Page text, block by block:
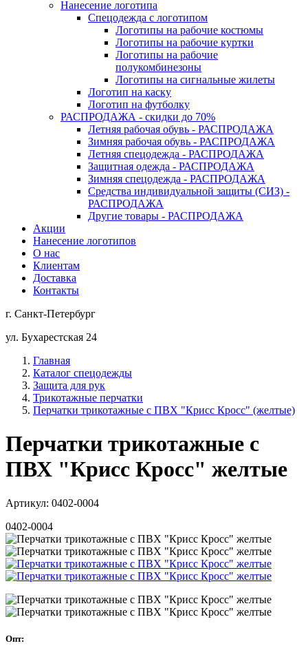
Нанесение логотипа
Спецодежда с логотипом
Логотипы на рабочие костюмы
Логотипы на рабочие куртки
Логотипы на рабочие
полукомбинезоны
Логотипы на сигнальные жилеты
Логотип на каску
Логотип на футболку
РАСПРОДАЖА - скидки до 70%
Летняя рабочая обувь - РАСПРОДАЖА
Зимняя рабочая обувь - РАСПРОДАЖА
Летняя спецодежда - РАСПРОДАЖА
Защитная одежда - РАСПРОДАЖА
Зимняя спецодежда - РАСПРОДАЖА
Средства индивидуальной защиты (СИЗ) -
РАСПРОДАЖА
Другие товары - РАСПРОДАЖА
Акции
Нанесение логотипов
О нас
Клиентам
Доставка
Контакты
г. Санкт-Петербург
ул. Бухарестская 24
Главная
Каталог спецодежды
Защита для рук
Трикотажные перчатки
Перчатки трикотажные с ПВХ "Крисс Кросс" (желтые)
Перчатки трикотажные с
ПВХ "Крисс Кросс" желтые
Артикул: 0402-0004
0402-0004
Опт: